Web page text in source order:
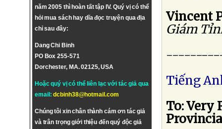
năm 2005 thì hoàn tất tập IV. Quý vị có thể
hỏi mua sách hay dĩa đọc truyện qua địa
chỉ sau đây:
Dang Chi Binh
PO Box 255-571
Dorchester, MA. 02125, USA
Hoặc quý vị có thể liên lạc với tác giả qua
email:dcbinh38@hotmail.com
Chúng tôi xin chân thành cám ơn tác giả
và trân trọng giới thiệu đến quý độc giả
Vincent
Giám
Tiếng
To: Very